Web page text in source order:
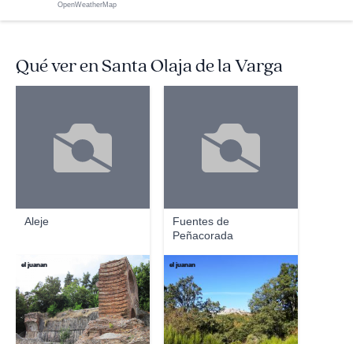
OpenWeatherMap
Qué ver en Santa Olaja de la Varga
Aleje
Fuentes de
Peñacorada
el juanan el juanan